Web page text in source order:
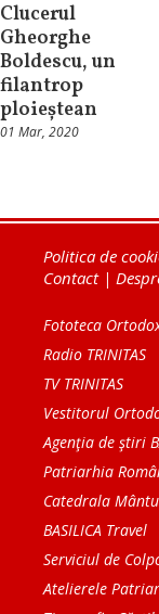
Clucerul
Gheorghe
Boldescu, un
filantrop
ploieștean
01 Mar, 2020
Politica de
Contact|
Fototeca
Radio TRINITAS
TV TRINITAS
Vestitorul
Agenţia de ştiri
Patriarhia
Catedrala
BASILICA Travel
Serviciul de
Atelierele